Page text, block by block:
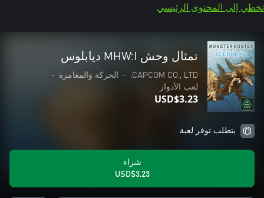
تخطي إلى المحتوى الرئيسي
تمثال وحش MHW:I ديابلوس
CAPCOM CO., LTD.
• الحركة والمغامرة
•
لعب الأدوار
USD$3.23
يتطلب توفر لعبة
شراء
USD$3.23